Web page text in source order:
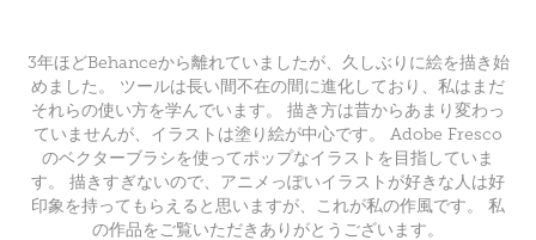
3年ほどBehanceから離れていましたが、久しぶりに絵を描き始
めました。 ツールは長い間不在の間に進化しており、私はまだ
それらの使い方を学んでいます。 描き方は昔からあまり変わっ
ていませんが、イラストは塗り絵が中心です。 Adobe Fresco
のベクターブラシを使ってポップなイラストを目指していま
す。 描きすぎないので、アニメっぽいイラストが好きな人は好
印象を持ってもらえると思いますが、これが私の作風です。 私
の作品をご覧いただきありがとうございます。